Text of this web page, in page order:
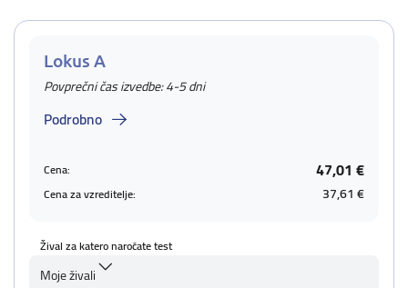
Lokus A
Povprečni čas izvedbe: 4-5 dni
Podrobno
Cena: 47,01 €
Cena za vzreditelje: 37,61 €
Žival za katero naročate test
Moje živali